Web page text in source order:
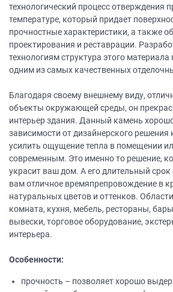
технологический процесс отверждения
температуре, который придает
прочностные характеристики, а также
проектирования и реставрации.
технологиям структура этого материала
одним из самых качественных
Благодаря своему внешнему виду,
объекты окружающей среды, он
интерьер здания. Данный камень
зависимости от дизайнерского
усилить ощущение тепла в помещении
современным. Это именно то решение,
украсит ваш дом. А его длительный
вам отличное времяпрепровождение в
натуральных цветов и оттенков.
комната, кухня, мебель, рестораны,
вывески, торговое оборудование,
интерьера.
Особенности:
прочность – позволяет хорошо